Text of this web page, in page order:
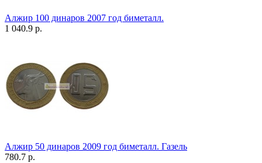
Алжир 100 динаров 2007 год биметалл.
1 040.9 р.
Алжир 50 динаров 2009 год биметалл. Газель
780.7 р.